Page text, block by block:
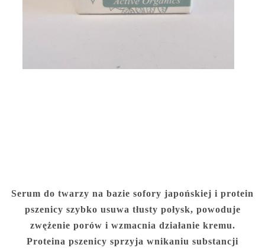
Serum do twarzy na bazie sofory japońskiej i protein
pszenicy szybko usuwa tłusty połysk, powoduje
zwężenie porów i wzmacnia działanie kremu.
Proteina pszenicy sprzyja wnikaniu substancji